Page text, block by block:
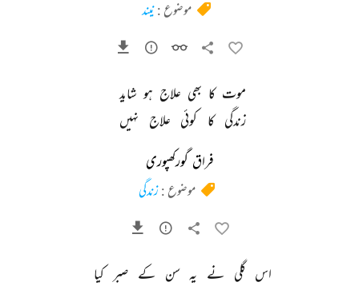
موضوع :نیند
موت کا بھی علاج ہو شاید
زندگی کا کوئی علاج نہیں
فراق گورکھپوری
موضوع :زندگی
اس گلی نے یہ سن کے صبر
کیا